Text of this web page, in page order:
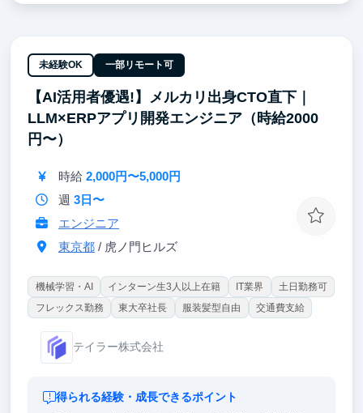
マ案件で８割占めており、ケース面接や買収提案の模
擬テストでほぼ同じテーマに出会うことも頻繁にあり
ます。
未経験OK 一部リモート可
【AI活用者優遇!】メルカリ出身CTO直下｜
LLM×ERPアプリ開発エンジニア（時給2000
円〜）
時給 2,000円〜5,000円
週 3日〜
エンジニア
東京都/ 虎ノ門ヒルズ
機械学習・AI インターン生3人以上在籍 IT業界
土日勤務可
フレックス勤務
東大卒社長 服装髪型自由 交通費支給
テイラー株式会社
得られる経験・成長できるポイント